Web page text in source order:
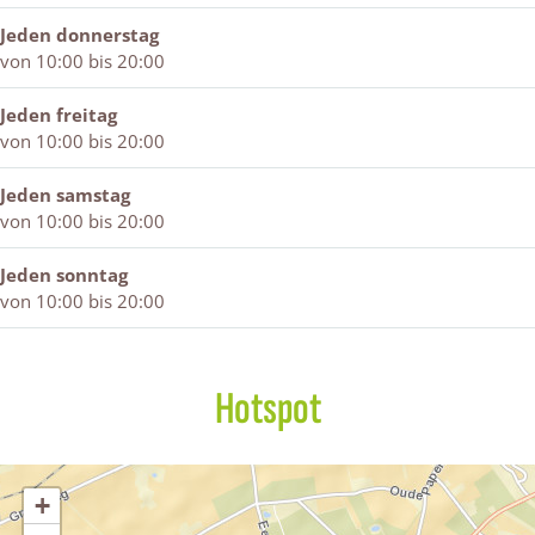
Jeden donnerstag
von 10:00 bis 20:00
Jeden freitag
von 10:00 bis 20:00
Jeden samstag
von 10:00 bis 20:00
Jeden sonntag
von 10:00 bis 20:00
Hotspot
+